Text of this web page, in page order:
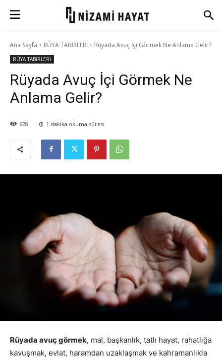
Ana Sayfa RÜYA TABİRLERİ Rüyada Avuç İçi Görmek Ne Anlama Gelir?
RÜYA TABİRLERİ
Rüyada Avuç İçi Görmek Ne
Anlama Gelir?
628 1 dakika okuma süresi
Rüyada avuç görmek, mal, başkanlık, tatlı hayat, rahatlığa
kavuşmak, evlat, haramdan uzaklaşmak ve kahramanlıkla